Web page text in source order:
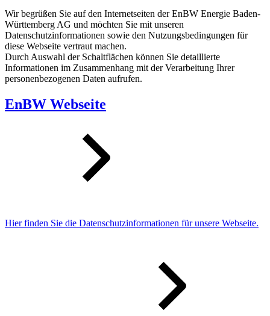
Wir begrüßen Sie auf den Internetseiten der EnBW Energie Baden-
Württemberg AG und möchten Sie mit unseren
Datenschutzinformationen sowie den Nutzungsbedingungen für
diese Webseite vertraut machen.
Durch Auswahl der Schaltflächen können Sie detaillierte
Informationen im Zusammenhang mit der Verarbeitung Ihrer
personenbezogenen Daten aufrufen.
EnBW Webseite
Hier finden Sie die Datenschutzinformationen für unsere Webseite.